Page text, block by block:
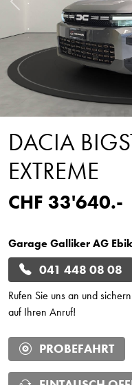
Vorheriges Bild
DACIA
EXTREME
CHF 33'640.-
Garage Galliker AG
041 448 08 08
Rufen Sie uns an und
auf Ihren Anruf!
PROBEFAHRT